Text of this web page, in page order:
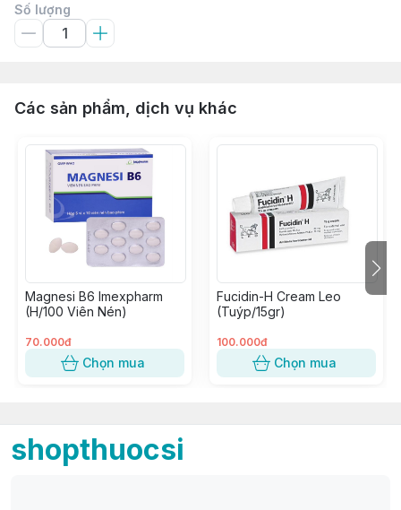
Số lượng
Các sản phẩm, dịch vụ khác
Magnesi B6 Imexpharm
(H/100 Viên Nén)
70.000đ
Chọn mua
Fucidin-H Cream Leo
(Tuýp/15gr)
100.000đ
Chọn mua
shopthuocsi